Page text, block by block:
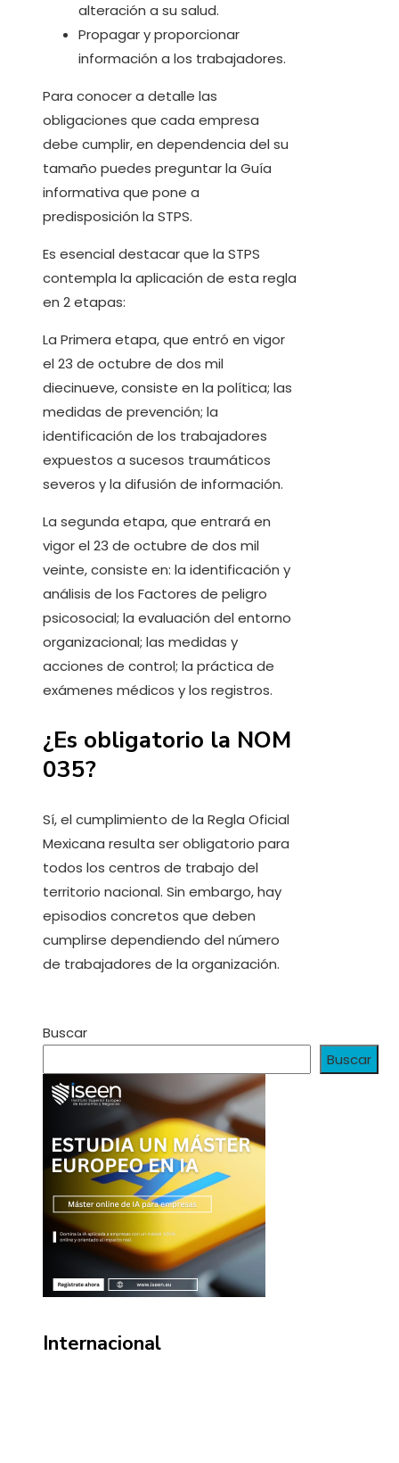
alteración a su salud.
Propagar y proporcionar
información a los trabajadores.
Para conocer a detalle las
obligaciones que cada empresa
debe cumplir, en dependencia del su
tamaño puedes preguntar la Guía
informativa que pone a
predisposición la STPS.
Es esencial destacar que la STPS
contempla la aplicación de esta regla
en 2 etapas:
La Primera etapa, que entró en vigor
el 23 de octubre de dos mil
diecinueve, consiste en la política; las
medidas de prevención; la
identificación de los trabajadores
expuestos a sucesos traumáticos
severos y la difusión de información.
La segunda etapa, que entrará en
vigor el 23 de octubre de dos mil
veinte, consiste en: la identificación y
análisis de los Factores de peligro
psicosocial; la evaluación del entorno
organizacional; las medidas y
acciones de control; la práctica de
exámenes médicos y los registros.
¿Es obligatorio la NOM
035?
Sí, el cumplimiento de la Regla Oficial
Mexicana resulta ser obligatorio para
todos los centros de trabajo del
territorio nacional. Sin embargo, hay
episodios concretos que deben
cumplirse dependiendo del número
de trabajadores de la organización.
Buscar
Buscar
Internacional